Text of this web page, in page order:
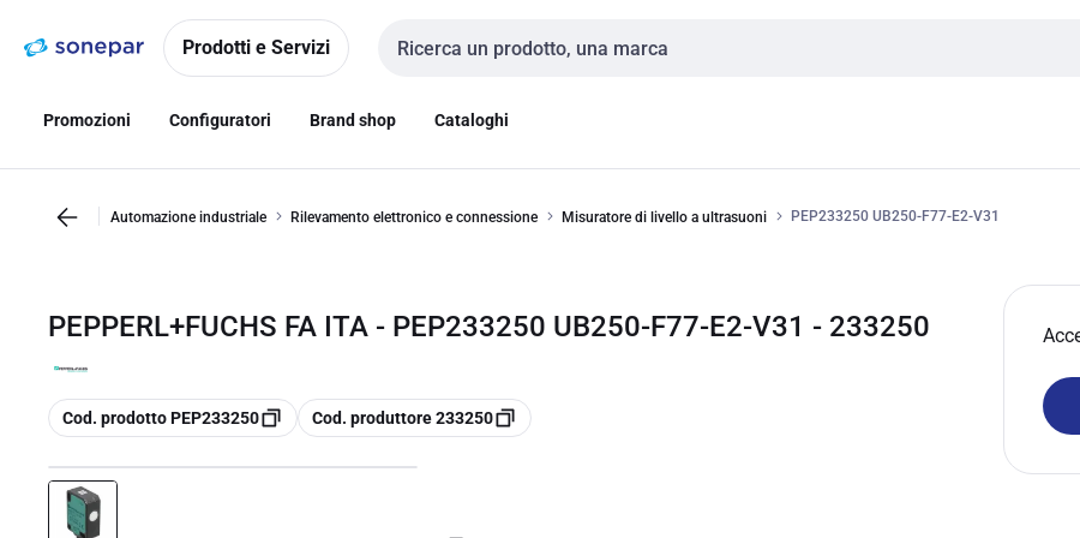
navigazionealla
Prodotti e Servizi
Cerca input
Promozioni Configuratori Brand shop Cataloghi
Automazione industriale Rilevamento elettronico e connessione Misuratore di livello a ultrasuoni PEP233250 UB250-F77-E2-V31
PEPPERL+FUCHS FA ITA - PEP233250 UB250-F77-E2-V31 - 233250
copia
Cod. prodotto PEP233250 copia
Cod. produttore 233250